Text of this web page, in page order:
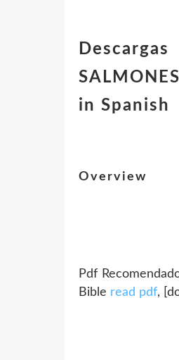
in Spanish
Overview
Pdf
Bible read pdf,